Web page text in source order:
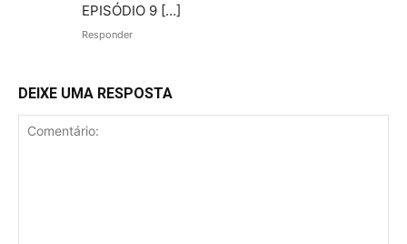
EPISÓDIO 9 […]
Responder
DEIXE UMA RESPOSTA